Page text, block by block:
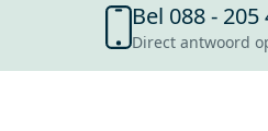
Bel 088 - 205
Direct antwoord